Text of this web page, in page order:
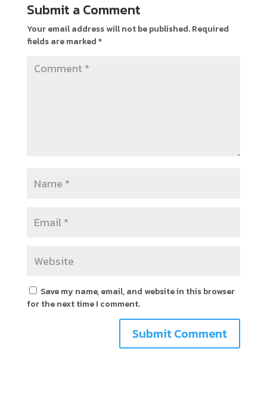
Submit a Comment
Your email address will not be published. Required
fields are marked*
Save my name, email, and website in this browser
for the next time I comment.